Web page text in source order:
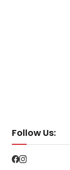
Follow Us: